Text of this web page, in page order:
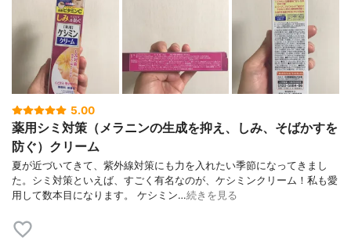
5.00
薬用シミ対策（メラニンの生成を抑え、しみ、そばかすを
防ぐ）クリーム
夏が近づいてきて、紫外線対策にも力を入れたい季節になってきまし
た。シミ対策といえば、すごく有名なのが、ケシミンクリーム！私も愛
用して数本目になります。 ケシミン…続きを見る